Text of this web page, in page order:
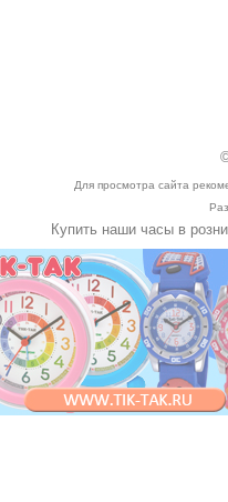
Для просмотра сайта
Купить наши часы в